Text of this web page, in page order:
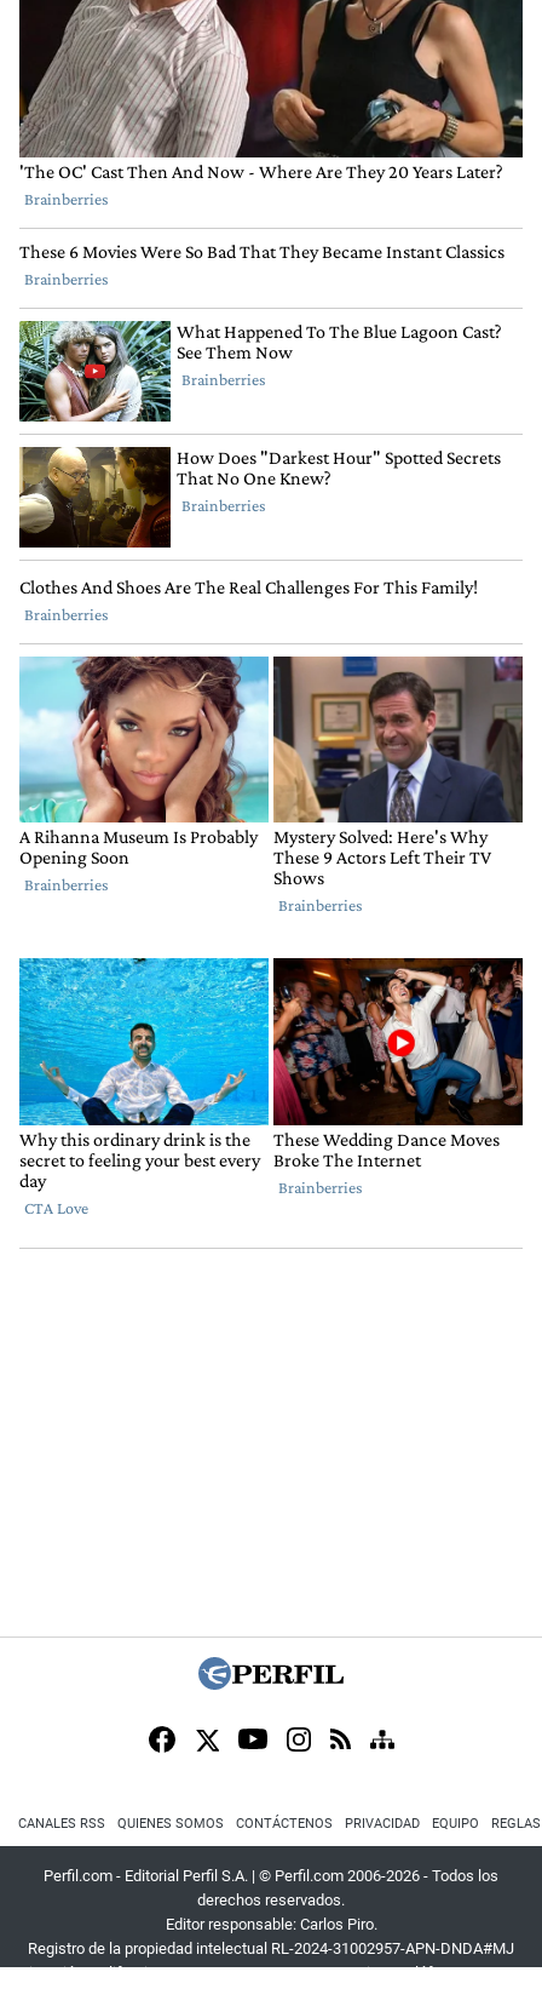
CANALES RSS QUIENES SOMOS CONTÁCTENOS PRIVACIDAD EQUIPO
Perfil.com - Editorial Perfil S.A. | © Perfil.com 2006-2026 - Todos los
derechos reservados.
Editor responsable: Carlos Piro.
Registro de la propiedad intelectual RL-2024-31002957-APN-DNDA#MJ
Dirección:California 2715,C1289ABI,CABA, Argentina| Teléfono:+54 9 11